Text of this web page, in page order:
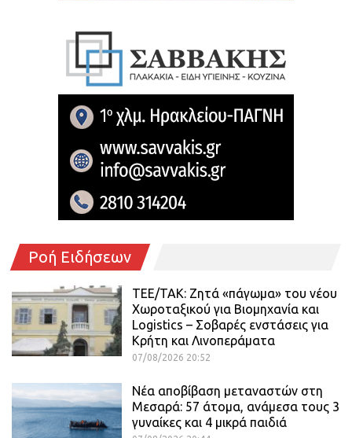
Ροή Ειδήσεων
ΤΕΕ/ΤΑΚ: Ζητά «πάγωμα» του νέου
Χωροταξικού για Βιομηχανία και
Logistics – Σοβαρές ενστάσεις για
Κρήτη και Λινοπεράματα
07/08/2026 20:52
Νέα αποβίβαση μεταναστών στη
Μεσαρά: 57 άτομα, ανάμεσα τους 3
γυναίκες και 4 μικρά παιδιά